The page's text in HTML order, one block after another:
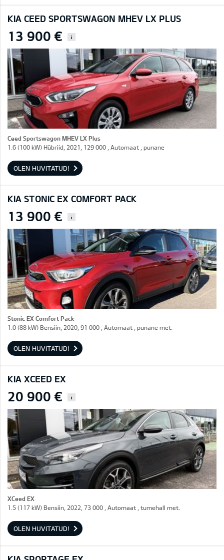
KIA CEED SPORTSWAGON MHEV LX PLUS
13 900 € i
Ceed Sportswagon MHEV LX Plus
1.6 (100 kW) Hübriid, 2021, 129 000 , Automaat , punane
OLEN HUVITATUD!
KIA STONIC EX COMFORT PACK
13 900 € i
Stonic EX Comfort Pack
1.0 (88 kW) Bensiin, 2020, 91 000 , Automaat , punane met.
OLEN HUVITATUD!
KIA XCEED EX
20 900 € i
XCeed EX
1.5 (117 kW) Bensiin, 2022, 73 000 , Automaat , tumehall met.
OLEN HUVITATUD!